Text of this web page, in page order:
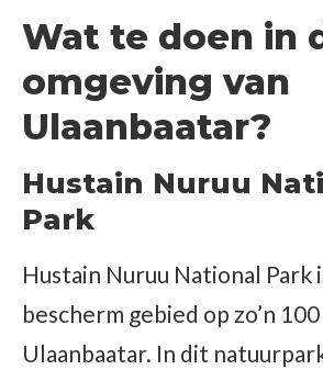
Wat te doen in
omgeving van
Ulaanbaatar?
Hustain Nuruu
Park
Hustain Nuruu National Park
bescherm gebied op zo’n
Ulaanbaatar. In dit